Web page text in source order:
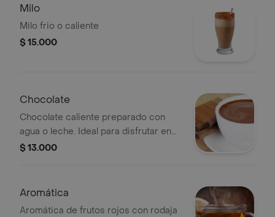
Milo
Milo frio o caliente
$ 15.000
Chocolate
Chocolate caliente preparado con
agua o leche. Ideal para disfrutar en
cualquier momento.
$ 13.000
Aromática
Aromática de frutos rojos con rodaja